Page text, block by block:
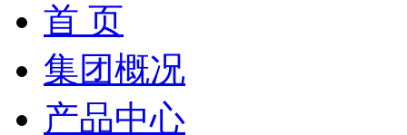
首 页
集团概况
产品中心